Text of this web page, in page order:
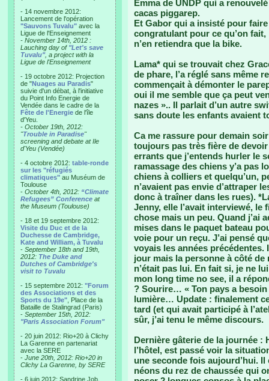
- 14 novembre 2012:
Lancement de l'opération
"Sauvons Tuvalu" avec la
Ligue de l'Enseignement
- November 14th, 2012 :
Lauching day of "Let's save
Tuvalu", a project with la
Ligue de l'Enseignement
- 19 octobre 2012: Projection
de "Nuages au Paradis"
suivie d'un débat, à l'initiative
du Point Info Energie de
Vendée dans le cadre de la
Fête de l'Energie de l'île
d'Yeu.
- October 19th, 2012:
"Trouble in Paradise"
screening and debate at Ile
d'Yeu (Vendée)
- 4 octobre 2012: table-ronde
sur les "réfugiés
climatiques" au Muséum de
Toulouse
- October 4th, 2012: “Climate
Refugees” Conference at
the Museum (Toulouse)
- 18 et 19 septembre 2012:
Visite du Duc et de la
Duchesse de Cambridge,
Kate and William, à Tuvalu
- September 18th and 19th,
2012: The Duke and
Dutches of Cambridge's
visit to Tuvalu
- 15 septembre 2012: "Forum
des Associations et des
Sports du 19e" , Place de la
Bataille de Stalingrad (Paris)
- September 15th, 2012:
"Paris Association Forum"
- 20 juin 2012: Rio+20 à Clichy
La Garenne en partenariat
avec la SERE
- June 20th, 2012: Rio+20 in
Clichy La Garenne, by SERE
- 6 juin 2012: Sandrine Job,
Emma de UNDP qui a
cacas piggarep.
Et Gabor qui a insisté pour
congratulant pour ce qu’on fait,
n’en retiendra que la bike.
Lama* qui se trouvait chez
de phare, l’a réglé sans même
commençait à démonter le
oui il me semble que ça peut
nazes ».. Il parlait d’un autre
sans doute les enfants avaient
Ca me rassure pour demain
toujours pas très fière de
errants que j’entends hurler le
ramassage des chiens y’a pas
chiens à colliers et quelqu’un,
n’avaient pas envie d’attraper
donc à traîner dans les rues).
Jenny, elle l’avait interviewé,
chose mais un peu. Quand j’ai
mises dans le paquet bateau
voie pour un reçu. J’ai pensé
voyais les années précédentes.
jour mais la personne à côté de
n’était pas lui. En fait si, je ne
mon long time no see, il a
? Sourire… « Ton pays a
lumière… Update : finalement
tard (et qui avait participé à
sûr, j’ai tenu le même discours.
Dernière gâterie de la journée :
l’hôtel, est passé voir la
une seconde fois aujourd’hui.
néons du rez de chaussée qui